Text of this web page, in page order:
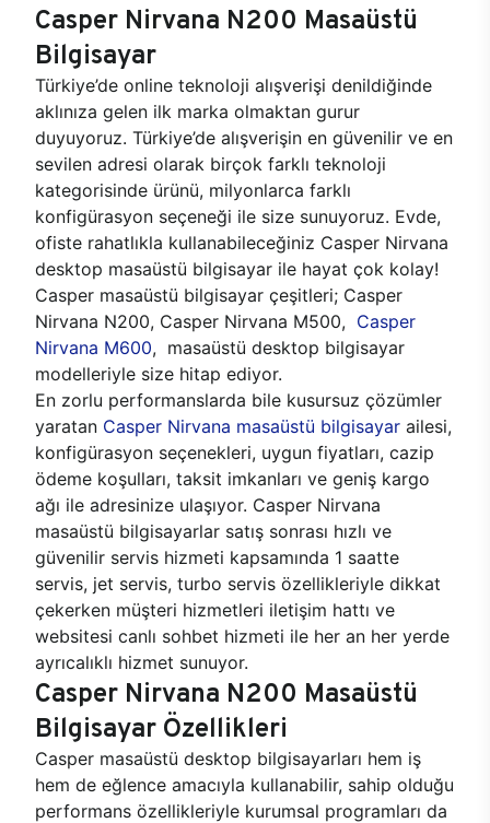
Casper Nirvana N200 Masaüstü
Bilgisayar
Türkiye’de online teknoloji alışverişi denildiğinde
aklınıza gelen ilk marka olmaktan gurur
duyuyoruz. Türkiye’de alışverişin en güvenilir ve en
sevilen adresi olarak birçok farklı teknoloji
kategorisinde ürünü, milyonlarca farklı
konfigürasyon seçeneği ile size sunuyoruz. Evde,
ofiste rahatlıkla kullanabileceğiniz Casper Nirvana
desktop masaüstü bilgisayar ile hayat çok kolay!
Casper masaüstü bilgisayar çeşitleri; Casper
Nirvana N200, Casper Nirvana M500, Casper
Nirvana M600, masaüstü desktop bilgisayar
modelleriyle size hitap ediyor.
En zorlu performanslarda bile kusursuz çözümler
yaratan Casper Nirvana masaüstü bilgisayar ailesi,
konfigürasyon seçenekleri, uygun fiyatları, cazip
ödeme koşulları, taksit imkanları ve geniş kargo
ağı ile adresinize ulaşıyor. Casper Nirvana
masaüstü bilgisayarlar satış sonrası hızlı ve
güvenilir servis hizmeti kapsamında 1 saatte
servis, jet servis, turbo servis özellikleriyle dikkat
çekerken müşteri hizmetleri iletişim hattı ve
websitesi canlı sohbet hizmeti ile her an her yerde
ayrıcalıklı hizmet sunuyor.
Casper Nirvana N200 Masaüstü
Bilgisayar Özellikleri
Casper masaüstü desktop bilgisayarları hem iş
hem de eğlence amacıyla kullanabilir, sahip olduğu
performans özellikleriyle kurumsal programları da